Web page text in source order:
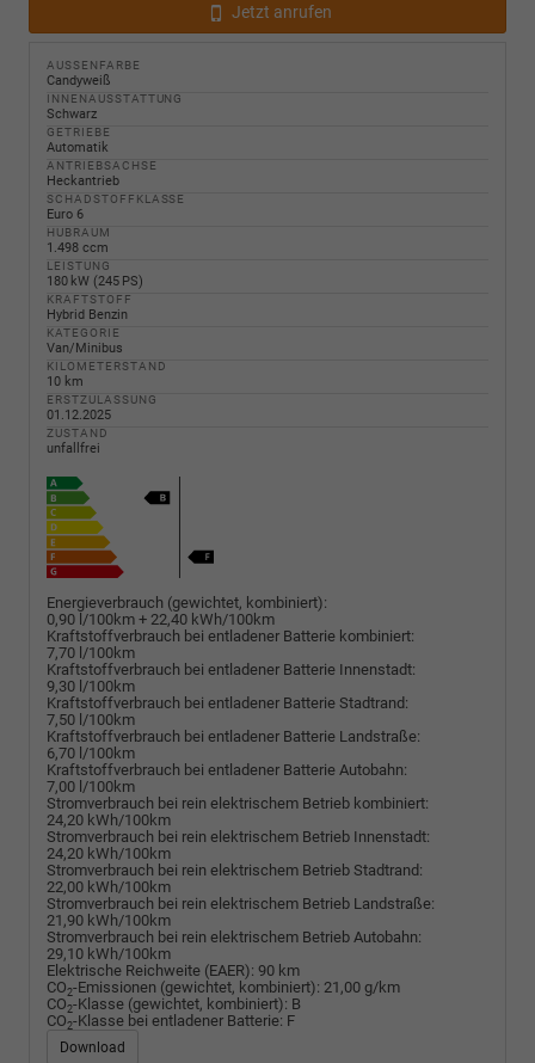
Jetzt anrufen
AUSSENFARBE
Candyweiß
INNENAUSSTATTUNG
Schwarz
GETRIEBE
Automatik
ANTRIEBSACHSE
Heckantrieb
SCHADSTOFFKLASSE
Euro 6
HUBRAUM
1.498 ccm
LEISTUNG
180 kW (245 PS)
KRAFTSTOFF
Hybrid Benzin
KATEGORIE
Van/Minibus
KILOMETERSTAND
10 km
ERSTZULASSUNG
01.12.2025
ZUSTAND
unfallfrei
Energieverbrauch (gewichtet, kombiniert):
0,90 l/100km + 22,40 kWh/100km
Kraftstoffverbrauch bei entladener Batterie kombiniert:
7,70 l/100km
Kraftstoffverbrauch bei entladener Batterie Innenstadt:
9,30 l/100km
Kraftstoffverbrauch bei entladener Batterie Stadtrand:
7,50 l/100km
Kraftstoffverbrauch bei entladener Batterie Landstraße:
6,70 l/100km
Kraftstoffverbrauch bei entladener Batterie Autobahn:
7,00 l/100km
Stromverbrauch bei rein elektrischem Betrieb kombiniert:
24,20 kWh/100km
Stromverbrauch bei rein elektrischem Betrieb Innenstadt:
24,20 kWh/100km
Stromverbrauch bei rein elektrischem Betrieb Stadtrand:
22,00 kWh/100km
Stromverbrauch bei rein elektrischem Betrieb Landstraße:
21,90 kWh/100km
Stromverbrauch bei rein elektrischem Betrieb Autobahn:
29,10 kWh/100km
Elektrische Reichweite (EAER): 90 km
CO2-Emissionen (gewichtet, kombiniert): 21,00 g/km
CO2-Klasse (gewichtet, kombiniert): B
CO2-Klasse bei entladener Batterie: F
Download